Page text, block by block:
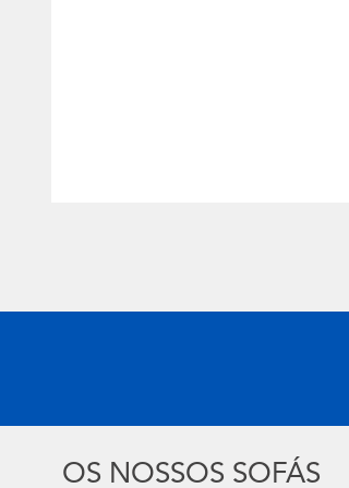
OS NOSSOS SOFÁS